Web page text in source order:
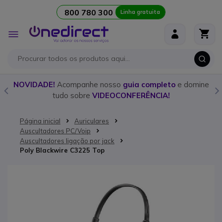
800 780 300 Linha gratuita
Alternar
Nav
NOVIDADE! Acompanhe nosso guia completoe domine
tudo sobre VIDEOCONFERÊNCIA!
Página inicial
Auriculares
Auscultadores PC/Voip
Auscultadores ligação por jack
Poly Blackwire C3225 Top